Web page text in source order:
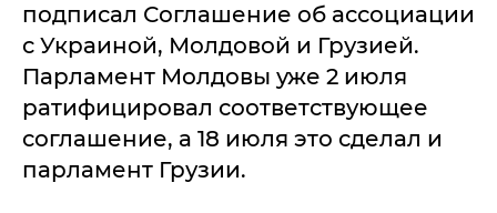
подписал Соглашение об ассоциации
с Украиной, Молдовой и Грузией.
Парламент Молдовы уже 2 июля
ратифицировал соответствующее
соглашение, а 18 июля это сделал и
парламент Грузии.